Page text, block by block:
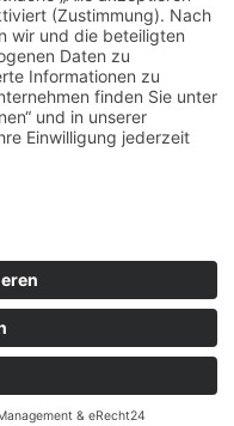
Offenburg – Alle Rechte
MwSt. und zzgl.